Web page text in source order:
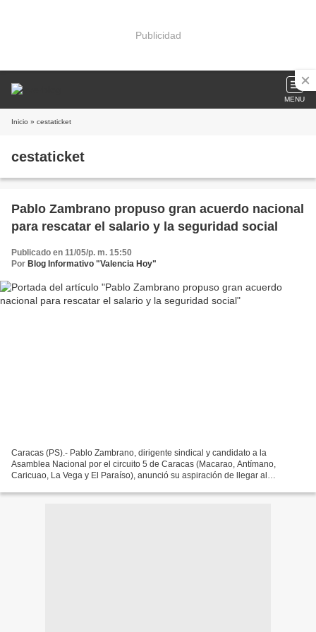
Publicidad
MENU
Inicio » cestaticket
cestaticket
Pablo Zambrano propuso gran acuerdo nacional
para rescatar el salario y la seguridad social
Publicado en 11/05/p. m. 15:50
Por Blog Informativo "Valencia Hoy"
Caracas (PS).- Pablo Zambrano, dirigente sindical y candidato a la
Asamblea Nacional por el circuito 5 de Caracas (Macarao, Antímano,
Caricuao, La Vega y El Paraíso), anunció su aspiración de llegar al